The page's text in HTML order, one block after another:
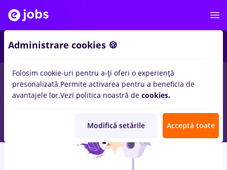
locuri de muncacu salarii food pandainIasi (Iasi)
Student, Fara experientainBanci, Medicina / Sanatate
Administrare cookies 🍪
Folosim cookie-uri pentru a-ți oferi o experiență
presonalizată.Permite activarea pentru a beneficia de
avantajele lor.Vezi politica noastră de cookies.
Modifică setările Acceptă toate